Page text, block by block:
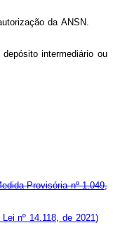
autorização da ANSN.
intermediário ou
Provisória nº 1.049,
nº 14.118, de 2021)